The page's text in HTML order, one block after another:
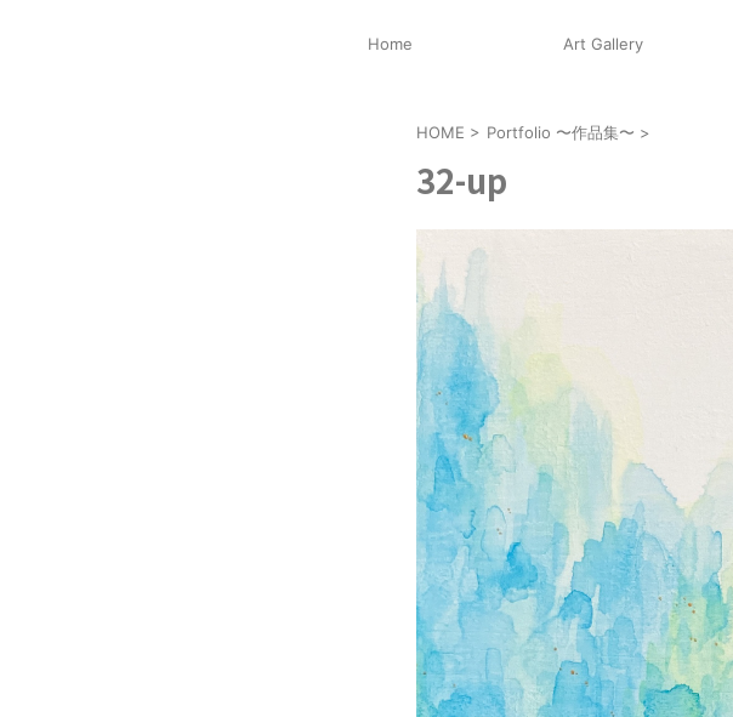
Home Art Gallery
HOME > Portfolio 〜作品集〜 >
32-up